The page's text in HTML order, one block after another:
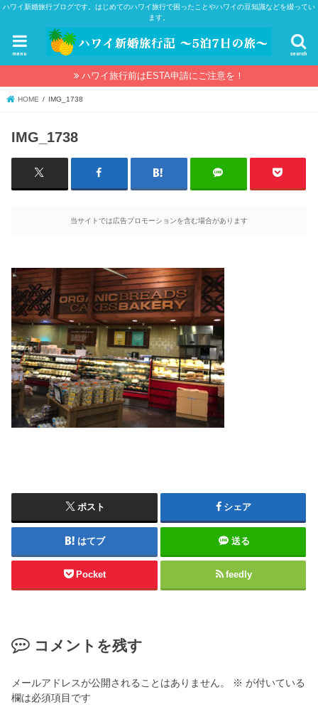
ハワイ新婚旅行ブログです。はじめてのハワイ旅行で困ったことやハワイの豆知識などを綴ってい
ます。
search
menu
ハワイ旅行前はESTA申請にご注意を！
HOME IMG_1738
IMG_1738
当サイトでは広告プロモーションを含む場合があります
ポスト シェア
はてブ 送る
Pocket feedly
コメントを残す
メールアドレスが公開されることはありません。 ※ が付いている
欄は必須項目です